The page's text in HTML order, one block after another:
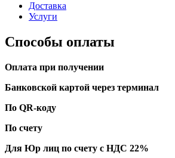
Доставка
Услуги
Способы оплаты
Оплата при получении
Банковской картой через терминал
По QR-коду
По счету
Для Юр лиц по счету с НДС 22%